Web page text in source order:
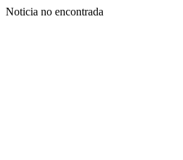
Noticia no encontrada